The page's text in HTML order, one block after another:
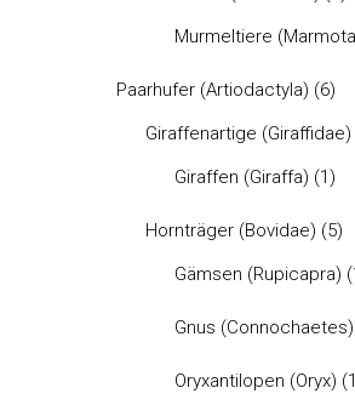
Murmeltiere
Paarhufer (Artiodactyla) (6)
Giraffenartige (Giraffidae)
Giraffen (Giraffa) (1)
Hornträger (Bovidae) (5)
Gämsen (Rupicapra)
Gnus (Connochaetes)
Oryxantilopen (Oryx)